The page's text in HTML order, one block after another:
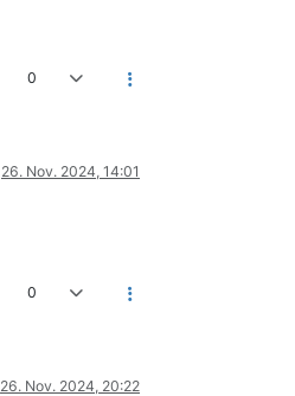
0
26. Nov. 2024, 14:01
0
26. Nov. 2024, 20:22